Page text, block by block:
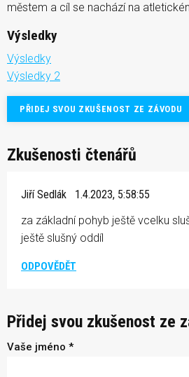
městem a cíl se nachází na
Výsledky
Výsledky
Výsledky 2
PŘIDEJ SVOU ZKUŠENOST ZE ZÁVODU
Zkušenosti čtenářů
Jiří Sedlák
1.4.2023, 5:58:55
za základní pohyb ještě vcelku
ještě slušný oddíl
ODPOVĚDĚT
Přidej svou zkušenost ze
Vaše jméno *